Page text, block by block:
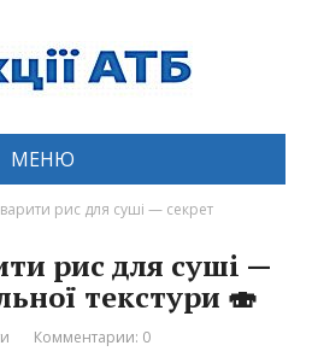
МЕНЮ
варити рис для суші — секрет
рис для суші —
текстури 🍣
Комментарии: 0